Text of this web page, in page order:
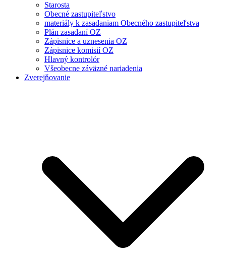
Starosta
Obecné zastupiteľstvo
materiály k zasadaniam Obecného zastupiteľstva
Plán zasadaní OZ
Zápisnice a uznesenia OZ
Zápisnice komisií OZ
Hlavný kontrolór
Všeobecne záväzné nariadenia
Zverejňovanie